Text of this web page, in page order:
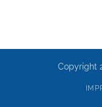
Copyright